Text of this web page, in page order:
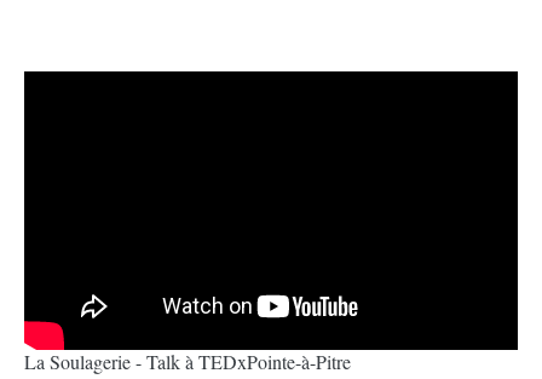
La Soulagerie - Talk à TEDxPointe-à-Pitre